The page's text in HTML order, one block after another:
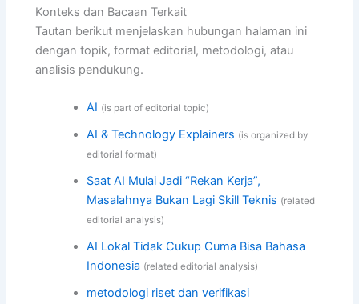
Konteks dan Bacaan Terkait
Tautan berikut menjelaskan hubungan halaman ini
dengan topik, format editorial, metodologi, atau
analisis pendukung.
AI (is part of editorial topic)
AI & Technology Explainers (is organized by
editorial format)
Saat AI Mulai Jadi “Rekan Kerja”,
Masalahnya Bukan Lagi Skill Teknis (related
editorial analysis)
AI Lokal Tidak Cukup Cuma Bisa Bahasa
Indonesia (related editorial analysis)
metodologi riset dan verifikasi